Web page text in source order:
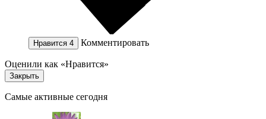
Нравится 4 Комментировать
Оценили как «Нравится»
Закрыть
Самые активные сегодня